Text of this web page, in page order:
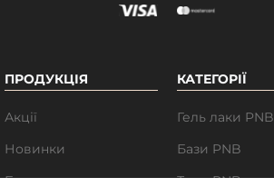
ПРОДУКЦІЯ
Акції
Новинки
Бестселлери
КАТЕГОРІЇ
Гель лаки PNB
Бази PNB
Топи PNB